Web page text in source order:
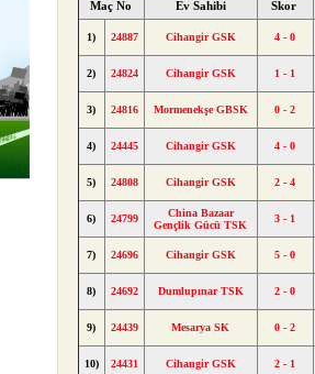
Maç No Ev Sahibi Skor
1) 24887 Cihangir GSK 4 - 0
2) 24824 Cihangir GSK 1 - 1
3) 24816 Mormenekşe GBSK 0 - 2
4) 24445 Cihangir GSK 4 - 0
5) 24808 Cihangir GSK 2 - 4
6) 24799
China Bazaar
Gençlik Gücü TSK
3 - 1
7) 24696 Cihangir GSK 5 - 0
8) 24692 Dumlupınar TSK 2 - 0
9) 24439 Mesarya SK 0 - 2
10) 24431 Cihangir GSK 2 - 1